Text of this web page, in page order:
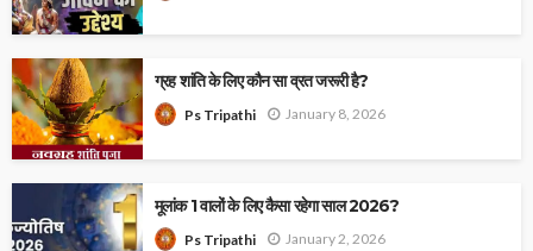
ग्रह शांति के लिए कौन सा व्रत जरूरी है?
Ps Tripathi January 8, 2026
मूलांक 1 वालों के लिए कैसा रहेगा साल 2026?
Ps Tripathi January 2, 2026